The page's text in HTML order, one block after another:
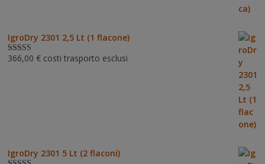
IgroDry 2301 2,5 Lt (1 flacone)
Valutato5.00
366,00 € costi trasporto esclusi
IgroDry 2301 5 Lt (2 flaconi)